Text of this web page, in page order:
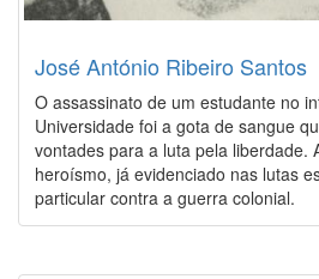
José António Ribeiro Santos
O assassinato de um estudante no
Universidade foi a gota de sangue
vontades para a luta pela liberdade.
heroísmo, já evidenciado nas lutas
particular contra a guerra colonial.